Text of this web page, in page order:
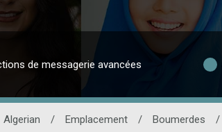
de messagerie avancées
Algerian / Emplacement / Boumerdes /